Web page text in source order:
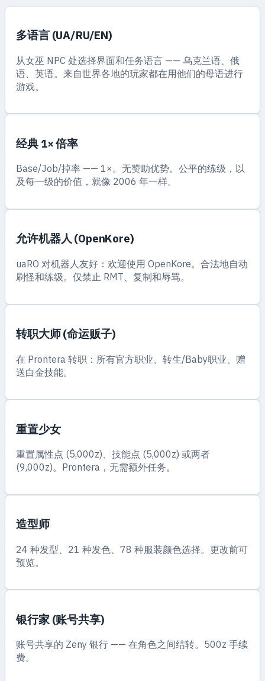
多语言 (UA/RU/EN)
从女巫 NPC 处选择界面和任务语言 —— 乌克兰语、俄
语、英语。来自世界各地的玩家都在用他们的母语进行
游戏。
经典 1× 倍率
Base/Job/掉率 —— 1×。无赞助优势。公平的练级，以
及每一级的价值，就像 2006 年一样。
允许机器人 (OpenKore)
uaRO 对机器人友好：欢迎使用 OpenKore。合法地自动
刷怪和练级。仅禁止 RMT、复制和辱骂。
转职大师 (命运贩子)
在 Prontera 转职：所有官方职业、转生/Baby职业、赠
送白金技能。
重置少女
重置属性点 (5,000z)、技能点 (5,000z) 或两者
(9,000z)。Prontera，无需额外任务。
造型师
24 种发型、21 种发色、78 种服装颜色选择。更改前可
预览。
银行家 (账号共享)
账号共享的 Zeny 银行 —— 在角色之间结转。500z 手续
费。